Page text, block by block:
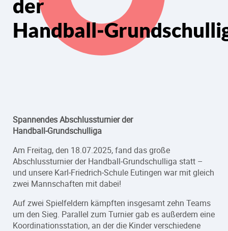
der
Spannendes Abschlussturnier der
Handball‑Grundschulliga
Am Freitag, den 18.07.2025, fand das große
Abschlussturnier der Handball‑Grundschulliga statt –
und unsere Karl‑Friedrich‑Schule Eutingen war mit gleich
zwei Mannschaften mit dabei!
Auf zwei Spielfeldern kämpften insgesamt zehn Teams
um den Sieg. Parallel zum Turnier gab es außerdem eine
Koordinationsstation, an der die Kinder verschiedene